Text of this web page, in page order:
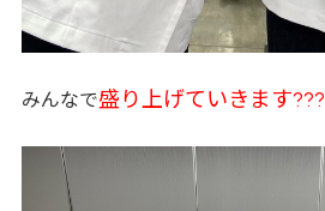
みんなで盛り上げていきます???